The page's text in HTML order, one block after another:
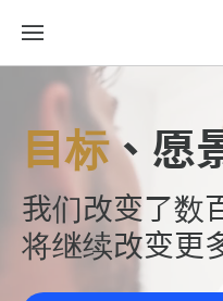
目标、愿
我们改变了数
将继续改变更